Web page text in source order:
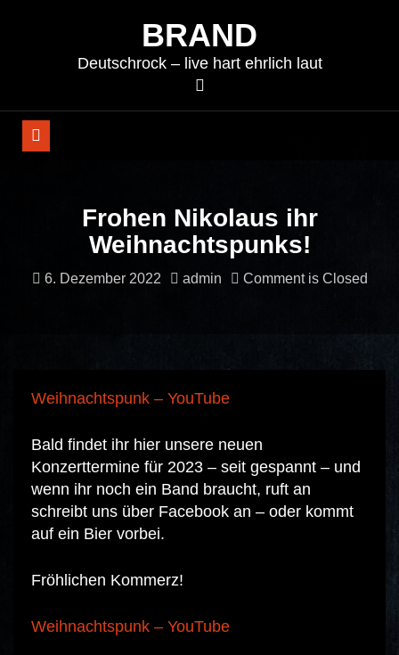
BRAND
Deutschrock – live hart ehrlich laut
Frohen Nikolaus ihr
Weihnachtspunks!
6. Dezember 2022 admin Comment is Closed
Weihnachtspunk – YouTube
Bald findet ihr hier unsere neuen
Konzerttermine für 2023 – seit gespannt – und
wenn ihr noch ein Band braucht, ruft an
schreibt uns über Facebook an – oder kommt
auf ein Bier vorbei.
Fröhlichen Kommerz!
Weihnachtspunk – YouTube